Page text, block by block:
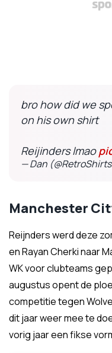
bro how did we
on his own shirt
Reijinders lmao
— Dan
Manchester
Reijnders werd deze
en Rayan Cherki naar
WK voor clubteams
augustus opent de
competitie tegen
dit jaar weer mee te
vorig jaar een fikse